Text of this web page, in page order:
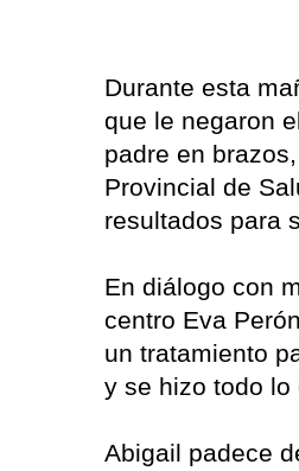
Durante esta
que le negaron
padre en
Provincial de
resultados para
En diálogo con
centro Eva
un tratamiento
y se hizo todo
Abigail padece